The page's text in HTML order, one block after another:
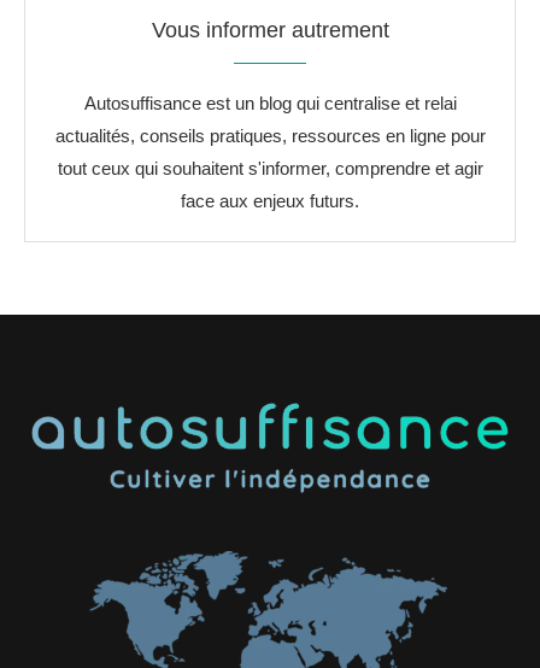
Vous informer autrement
Autosuffisance est un blog qui centralise et relai
actualités, conseils pratiques, ressources en ligne pour
tout ceux qui souhaitent s'informer, comprendre et agir
face aux enjeux futurs.